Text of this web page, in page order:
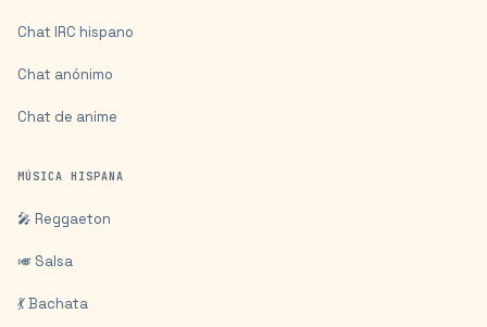
Chat IRC hispano
Chat anónimo
Chat de anime
MÚSICA HISPANA
🎤 Reggaeton
🎺 Salsa
💃 Bachata